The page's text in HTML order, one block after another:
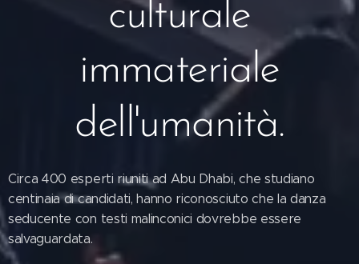
culturale
immateriale
dell'umanità.
Circa 400 esperti riuniti ad Abu Dhabi, che studiano
centinaia di candidati, hanno riconosciuto che la danza
seducente con testi malinconici dovrebbe essere
salvaguardata.